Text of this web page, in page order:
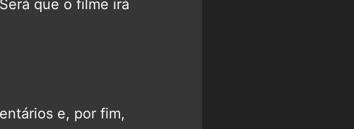
que o filme irá
e, por fim,